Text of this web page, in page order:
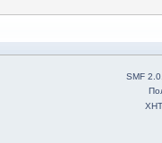
SMF